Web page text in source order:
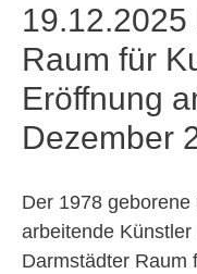
Raum für
Eröffnung
Dezember
Der 1978
arbeitende
Darmstädter Raum